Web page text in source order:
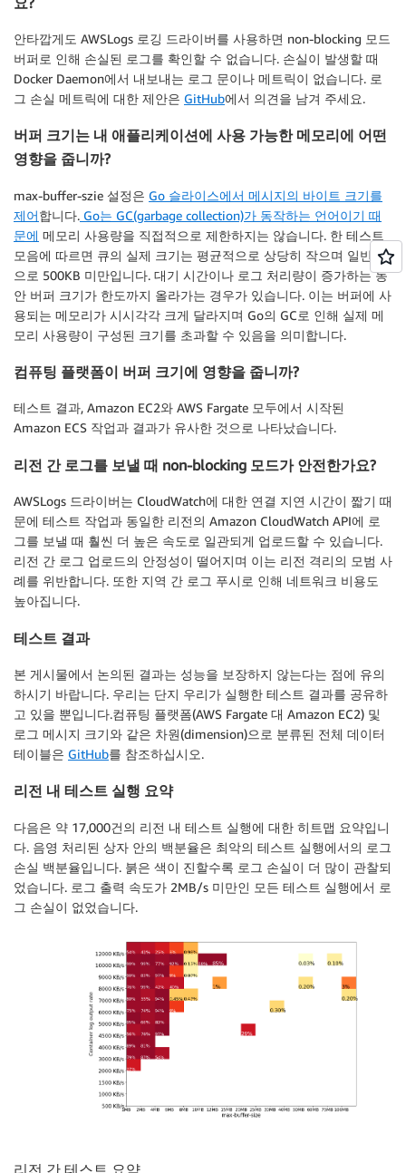
안타깝게도 AWSLogs 로깅 드라이버를 사용하면 non-blocking 모드
버퍼로 인해 손실된 로그를 확인할 수 없습니다. 손실이 발생할 때
Docker Daemon에서 내보내는 로그 문이나 메트릭이 없습니다. 로
그 손실 메트릭에 대한 제안은 GitHub에서 의견을 남겨 주세요.
버퍼 크기는 내 애플리케이션에 사용 가능한 메모리에 어떤
영향을 줍니까?
max-buffer-szie 설정은 Go 슬라이스에서 메시지의 바이트 크기를
제어합니다. Go는 GC(garbage collection)가 동작하는 언어이기 때
문에 메모리 사용량을 직접적으로 제한하지는 않습니다. 한 테스트
모음에 따르면 큐의 실제 크기는 평균적으로 상당히 작으며 일반적
으로 500KB 미만입니다. 대기 시간이나 로그 처리량이 증가하는 동
안 버퍼 크기가 한도까지 올라가는 경우가 있습니다. 이는 버퍼에 사
용되는 메모리가 시시각각 크게 달라지며 Go의 GC로 인해 실제 메
모리 사용량이 구성된 크기를 초과할 수 있음을 의미합니다.
컴퓨팅 플랫폼이 버퍼 크기에 영향을 줍니까?
테스트 결과, Amazon EC2와 AWS Fargate 모두에서 시작된
Amazon ECS 작업과 결과가 유사한 것으로 나타났습니다.
리전 간 로그를 보낼 때 non-blocking 모드가 안전한가요?
AWSLogs 드라이버는 CloudWatch에 대한 연결 지연 시간이 짧기 때
문에 테스트 작업과 동일한 리전의 Amazon CloudWatch API에 로
그를 보낼 때 훨씬 더 높은 속도로 일관되게 업로드할 수 있습니다.
리전 간 로그 업로드의 안정성이 떨어지며 이는 리전 격리의 모범 사
례를 위반합니다. 또한 지역 간 로그 푸시로 인해 네트워크 비용도
높아집니다.
테스트 결과
본 게시물에서 논의된 결과는 성능을 보장하지 않는다는 점에 유의
하시기 바랍니다. 우리는 단지 우리가 실행한 테스트 결과를 공유하
고 있을 뿐입니다.컴퓨팅 플랫폼(AWS Fargate 대 Amazon EC2) 및
로그 메시지 크기와 같은 차원(dimension)으로 분류된 전체 데이터
테이블은 GitHub를 참조하십시오.
리전 내 테스트 실행 요약
다음은 약 17,000건의 리전 내 테스트 실행에 대한 히트맵 요약입니
다. 음영 처리된 상자 안의 백분율은 최악의 테스트 실행에서의 로그
손실 백분율입니다. 붉은 색이 진할수록 로그 손실이 더 많이 관찰되
었습니다. 로그 출력 속도가 2MB/s 미만인 모든 테스트 실행에서 로
그 손실이 없었습니다.
리전 간 테스트 요약